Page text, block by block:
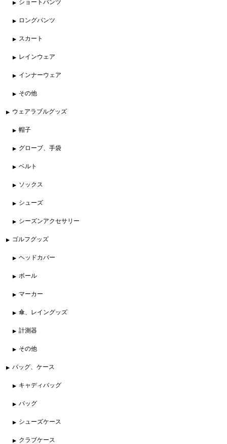
ショートパンツ
ロングパンツ
スカート
レインウェア
インナーウェア
その他
ウェアラブルグッズ
帽子
グローブ、手袋
ベルト
ソックス
シューズ
シーズンアクセサリー
ゴルフグッズ
ヘッドカバー
ボール
マーカー
傘、レイングッズ
計測器
その他
バッグ、ケース
キャディバッグ
バッグ
シューズケース
クラブケース